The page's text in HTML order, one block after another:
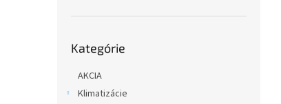
kategórie
Kategórie
AKCIA
Klimatizácie